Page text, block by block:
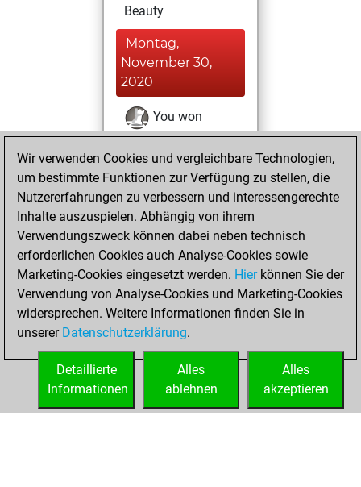
Beauty
Montag,
November 30,
2020
You won
against Fritz
Fritz
You achieved a
BeautyScore of 33
new Elo of 1589
Sonntag,
November 29,
2020
You created
your Fritz account
Wir verwenden Cookies und vergleichbare Technologien,
um bestimmte Funktionen zur Verfügung zu stellen, die
Nutzererfahrungen zu verbessern und interessengerechte
Inhalte auszuspielen. Abhängig von ihrem
Verwendungszweck können dabei neben technisch
erforderlichen Cookies auch Analyse-Cookies sowie
Marketing-Cookies eingesetzt werden. Hierkönnen Sie der
Verwendung von Analyse-Cookies und Marketing-Cookies
widersprechen. Weitere Informationen finden Sie in
unserer Datenschutzerklärung.
Alles
akzeptieren
Alles
ablehnen
Detaillierte
Informationen